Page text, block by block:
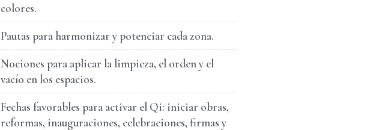
colores.
Pautas para harmonizar y potenciar cada zona.
Nociones para aplicar la limpieza, el orden y el
vacío en los espacios.
Fechas favorables para activar el Qi: iniciar obras,
reformas, inauguraciones, celebraciones, firmas y